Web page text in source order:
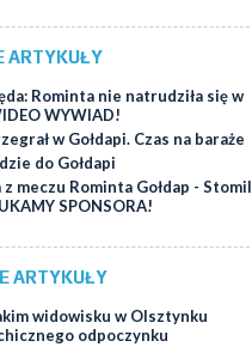
ARTYKUŁY
Rominta nie natrudziła się w
WYWIAD!
w Gołdapi. Czas na baraże
do Gołdapi
meczu Rominta Gołdap - Stomil
SPONSORA!
ARTYKUŁY
widowisku w Olsztynku
odpoczynku